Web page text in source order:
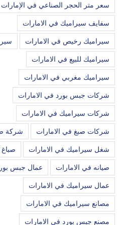
سعر متر الحجر الصناعي في الإمارات
سفايف سيراميك في الامارات
سيراميك رخيص في الامارات
سيراميك للبيع في الامارات
سيراميك مغربي في الامارات
شركات جبس بورد في الامارات
شركات سيراميك في الامارات
شركات صبغ في الامارات شركة
شغل سيراميك في الامارات صباغ
صيانه في الامارات عمال جبس
عمال سيراميك في الامارات
مصانع سيراميك في الامارات
مصنع جبس بورد في الامارات